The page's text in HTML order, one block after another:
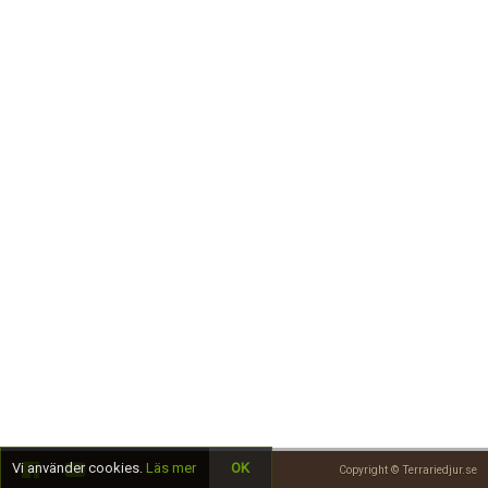
Copyright © Terrariedjur.se
Vi använder cookies. Läs mer OK